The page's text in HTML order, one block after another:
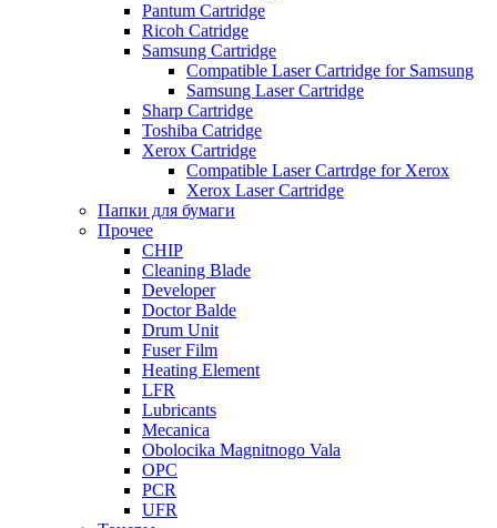
Pantum Cartridge
Ricoh Catridge
Samsung Cartridge
Compatible Laser Cartridge for Samsung
Samsung Laser Cartridge
Sharp Cartridge
Toshiba Catridge
Xerox Cartridge
Compatible Laser Cartrdge for Xerox
Xerox Laser Cartridge
Папки для бумаги
Прочее
CHIP
Cleaning Blade
Developer
Doctor Balde
Drum Unit
Fuser Film
Heating Element
LFR
Lubricants
Mecanica
Obolocika Magnitnogo Vala
OPC
PCR
UFR